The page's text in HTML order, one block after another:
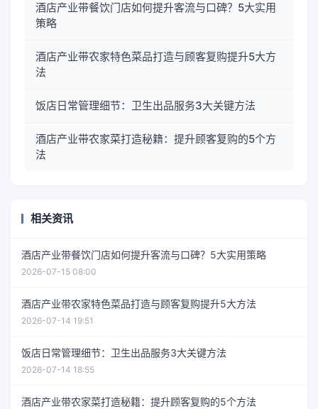
酒店产业带餐饮门店如何提升客流与口碑？5大实用
策略
酒店产业带农家特色菜品打造与顾客复购提升5大方
法
饭店日常管理细节：卫生出品服务3大关键方法
酒店产业带农家菜打造秘籍：提升顾客复购的5个方
法
相关资讯
酒店产业带餐饮门店如何提升客流与口碑？5大实用策略
2026-07-15 08:00
酒店产业带农家特色菜品打造与顾客复购提升5大方法
2026-07-14 19:51
饭店日常管理细节：卫生出品服务3大关键方法
2026-07-14 18:55
酒店产业带农家菜打造秘籍：提升顾客复购的5个方法